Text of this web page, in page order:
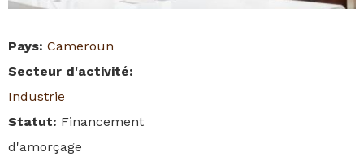
Pays: Cameroun
Secteur d'activité:
Industrie
Statut: Financement
d'amorçage